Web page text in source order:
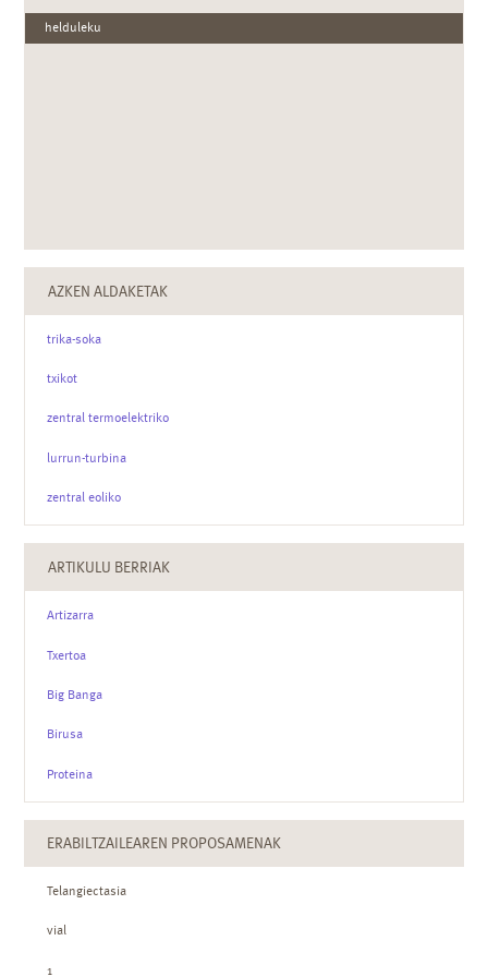
helduleku
AZKEN ALDAKETAK
trika-soka
txikot
zentral termoelektriko
lurrun-turbina
zentral eoliko
ARTIKULU BERRIAK
Artizarra
Txertoa
Big Banga
Birusa
Proteina
ERABILTZAILEAREN PROPOSAMENAK
Telangiectasia
vial
1